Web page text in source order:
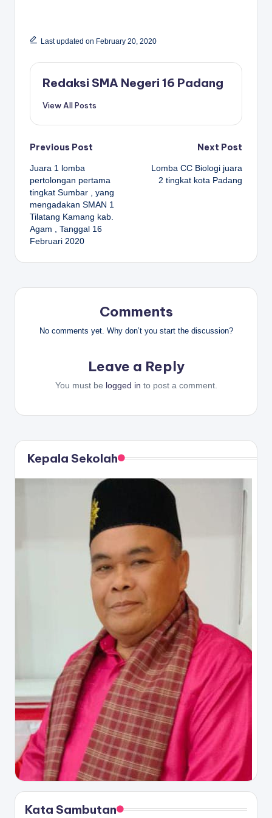
Last updated on February 20, 2020
Redaksi SMA Negeri 16 Padang
View All Posts
Post
navigation
Previous Post
Juara 1 lomba
pertolongan pertama
tingkat Sumbar , yang
mengadakan SMAN 1
Tilatang Kamang kab.
Agam , Tanggal 16
Februari 2020
Next Post
Lomba CC Biologi juara
2 tingkat kota Padang
Comments
No comments yet. Why don’t you start the discussion?
Leave a Reply
You must be logged in to post a comment.
Kepala Sekolah
Kata Sambutan